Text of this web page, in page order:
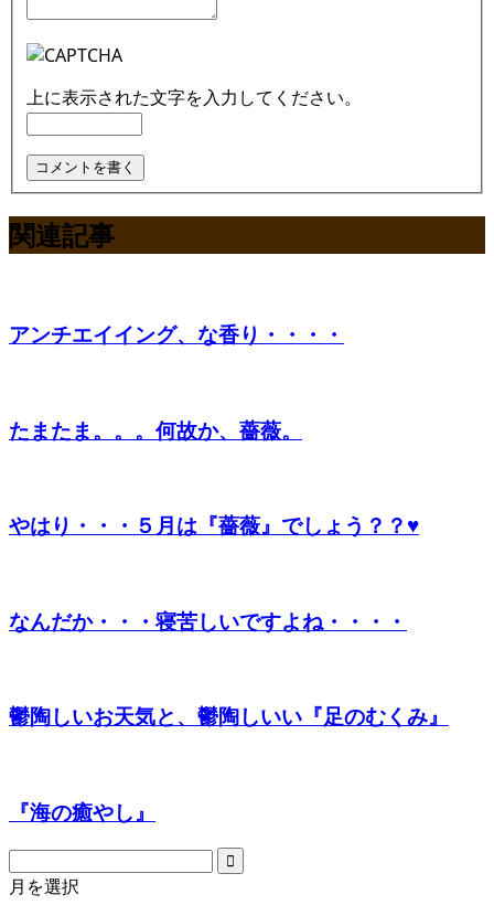
上に表示された文字を入力してください。
関連記事
アンチエイイング、な香り・・・・
たまたま。。。何故か、薔薇。
やはり・・・５月は『薔薇』でしょう？？♥
なんだか・・・寝苦しいですよね・・・・
鬱陶しいお天気と、鬱陶しいい『足のむくみ』
『海の癒やし』
月を選択